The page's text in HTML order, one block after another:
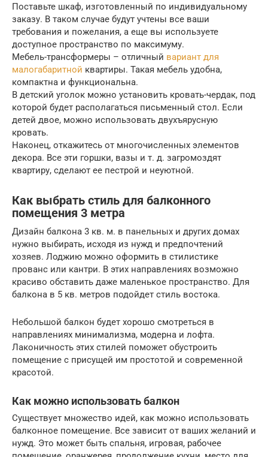
Поставьте шкаф, изготовленный по индивидуальному
заказу. В таком случае будут учтены все ваши
требования и пожелания, а еще вы используете
доступное пространство по максимуму.
Мебель-трансформеры – отличный вариант для
малогабаритной квартиры. Такая мебель удобна,
компактна и функциональна.
В детский уголок можно установить кровать-чердак, под
которой будет располагаться письменный стол. Если
детей двое, можно использовать двухъярусную
кровать.
Наконец, откажитесь от многочисленных элементов
декора. Все эти горшки, вазы и т. д. загромоздят
квартиру, сделают ее пестрой и неуютной.
Как выбрать стиль для балконного
помещения 3 метра
Дизайн балкона 3 кв. м. в панельных и других домах
нужно выбирать, исходя из нужд и предпочтений
хозяев. Лоджию можно оформить в стилистике
прованс или кантри. В этих направлениях возможно
красиво обставить даже маленькое пространство. Для
балкона в 5 кв. метров подойдет стиль востока.
Небольшой балкон будет хорошо смотреться в
направлениях минимализма, модерна и лофта.
Лаконичность этих стилей поможет обустроить
помещение с присущей им простотой и современной
красотой.
Как можно использовать балкон
Существует множество идей, как можно использовать
балконное помещение. Все зависит от ваших желаний и
нужд. Это может быть спальня, игровая, рабочее